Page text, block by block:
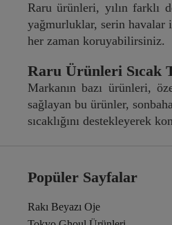
Raru ürünleri, yılın farklı
yağmurluklar, serin
her zaman koruyabilirsiniz.
Raru Ürünleri Sıcak
Markanın bazı ürünleri,
sağlayan bu ürünler,
sıcaklığını destekleyerek
Popüler Sayfalar
Rakı Beyazı Oje